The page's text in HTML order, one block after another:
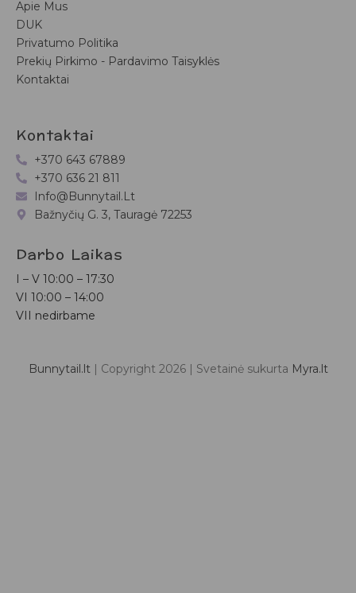
Apie Mus
DUK
Privatumo Politika
Prekių Pirkimo - Pardavimo Taisyklės
Kontaktai
Kontaktai
+370 643 67889
+370 636 21 811
Info@bunnytail.lt
Bažnyčių G. 3, Tauragė 72253
Darbo Laikas
I – V 10:00 – 17:30
VI 10:00 – 14:00
VII nedirbame
Bunnytail.lt | Copyright 2026 | Svetainė sukurta Myra.lt